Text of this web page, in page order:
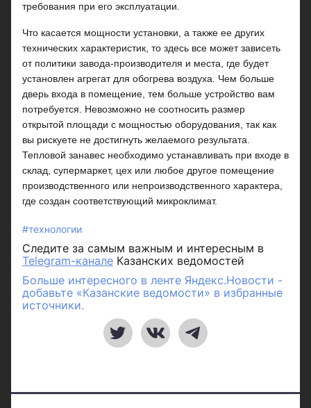
требования при его эксплуатации.
Что касается мощности установки, а также ее других
технических характеристик, то здесь все может зависеть
от политики завода-производителя и места, где будет
установлен агрегат для обогрева воздуха. Чем больше
дверь входа в помещение, тем больше устройство вам
потребуется. Невозможно не соотносить размер
открытой площади с мощностью оборудования, так как
вы рискуете не достигнуть желаемого результата.
Тепловой занавес необходимо устанавливать при входе в
склад, супермаркет, цех или любое другое помещение
производственного или непроизводственного характера,
где создан соответствующий микроклимат.
#технологии
Следите за самым важным и интересным в
Telegram-канале Казанских ведомостей
Больше интересного в ленте Яндекс.Новости -
добавьте «Казанские ведомости» в избранные
источники.